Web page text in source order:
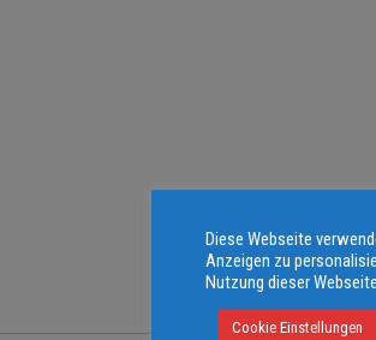
Diese Webseite
Anzeigen zu
Nutzung dieser
Cookie Einstellungen